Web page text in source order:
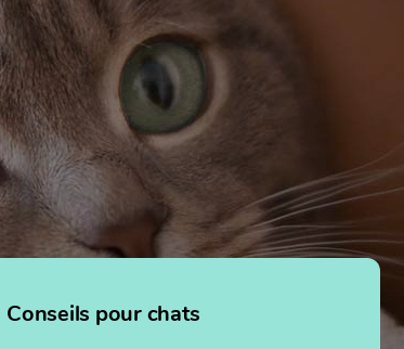
Conseils pour chats